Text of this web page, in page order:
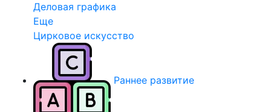
Деловая графика
Еще
Цирковое искусство
Раннее развитие